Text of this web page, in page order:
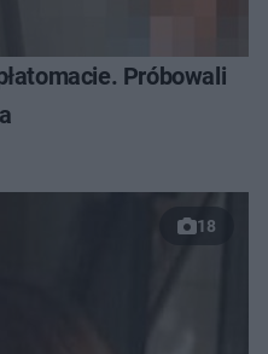
Próbowali
18